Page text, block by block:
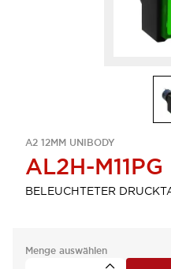
A2 12MM UNIBODY
AL2H-M11PG
BELEUCHTETER
Menge auswählen